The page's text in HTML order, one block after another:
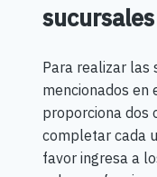
sucursales
Para realizar las
mencionados en
proporciona dos
completar cada
favor ingresa a